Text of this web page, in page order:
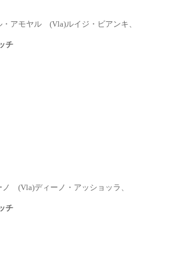
アモヤル (Vla)ルイジ・ビアンキ、
チ
(Vla)ディーノ・アッショッラ、
チ